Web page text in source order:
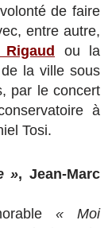
de faire
entre autre,
ou la
la ville sous
par le concert
à
Tosi.
», Jean-Marc
« Moi